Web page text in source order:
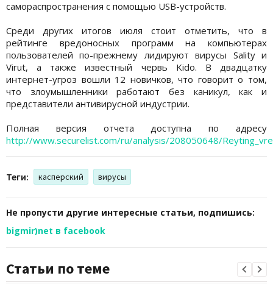
самораспространения с помощью USB-устройств.
Среди других итогов июля стоит отметить, что в
рейтинге вредоносных программ на компьютерах
пользователей по-прежнему лидируют вирусы Sality и
Virut, а также известный червь Kido. В двадцатку
интернет-угроз вошли 12 новичков, что говорит о том,
что злоумышленники работают без каникул, как и
представители антивирусной индустрии.
Полная версия отчета доступна по адресу
http://www.securelist.com/ru/analysis/208050648/
Теги: касперский вирусы
Не пропусти другие интересные статьи, подпишись:
bigmir)net в facebook
Статьи по теме